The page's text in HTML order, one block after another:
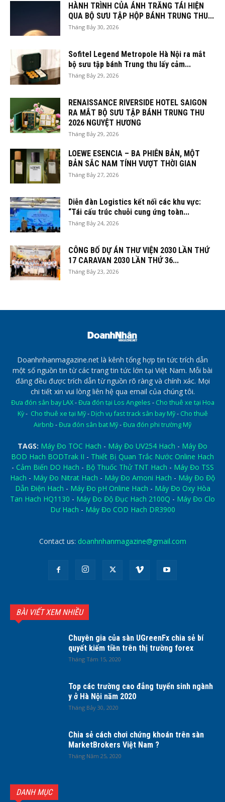
HÀNH TRÌNH CỦA ÁNH TRĂNG TÁI HIỆN
QUA BỘ SƯU TẬP HỘP BÁNH TRUNG THU...
Tháng Bảy 30, 2026
Sofitel Legend Metropole Hà Nội ra mắt
bộ sưu tập bánh Trung thu lấy cảm...
Tháng Bảy 29, 2026
RENAISSANCE RIVERSIDE HOTEL SAIGON
RA MẮT BỘ SƯU TẬP BÁNH TRUNG THU
2026 NGUYỆT HƯƠNG
Tháng Bảy 29, 2026
LOEWE ESENCIA – BA PHIÊN BẢN, MỘT
BẢN SẮC NAM TÍNH VƯỢT THỜI GIAN
Tháng Bảy 27, 2026
Diễn đàn Logistics kết nối các khu vực:
“Tái cấu trúc chuỗi cung ứng toàn...
Tháng Bảy 24, 2026
CÔNG BỐ DỰ ÁN THƯ VIỆN 2030 LẦN THỨ
17 CARAVAN 2030 LẦN THỨ 36...
Tháng Bảy 23, 2026
Doanhnhanmagazine.net là kênh tổng hợp tin tức trích dẫn
một số nguồn tin từ các trang tin tức lớn tại Việt Nam. Mỗi bài
đăng đều được trích dẫn từ nguồn rõ ràng và chính xác. Mọi
chi tiết xin vui lòng liên hệ qua email của chúng tôi.
Đưa đón sân bay LAX-Đưa đón tại Los Angeles - Cho thuê xe tại Hoa
Kỳ- Cho thuê xe tại Mỹ- Dịch vụ fast track sân bay Mỹ- Cho thuê
Airbnb -Đưa đón sân bat Mỹ-Đưa đón phi trường Mỹ
TAGS: Máy Đo TOC Hach - Máy Đo UV254 Hach - Máy Đo
BOD Hach BODTrak II - Thiết Bị Quan Trắc Nước Online Hach
- Cảm Biến DO Hach - Bộ Thuốc Thử TNT Hach - Máy Đo TSS
Hach - Máy Đo Nitrat Hach - Máy Đo Amoni Hach - Máy Đo Độ
Dẫn Điện Hach - Máy Đo pH Online Hach - Máy Đo Oxy Hòa
Tan Hach HQ1130 - Máy Đo Độ Đục Hach 2100Q - Máy Đo Clo
Dư Hach - Máy Đo COD Hach DR3900
Contact us: doanhnhanmagazine@gmail.com
BÀI VIẾT XEM NHIỀU
Chuyên gia của sàn UGreenFx chia sẻ bí
quyết kiếm tiền trên thị trường forex
Tháng Tám 15, 2020
Top các trường cao đẳng tuyển sinh ngành
y ở Hà Nội năm 2020
Tháng Bảy 30, 2020
Chia sẻ cách chơi chứng khoán trên sàn
MarketBrokers Việt Nam ?
Tháng Năm 25, 2020
DANH MỤC